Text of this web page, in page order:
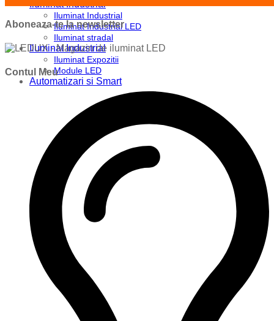
Iluminat Industrial
Iluminat Industrial
Iluminat Industrial LED
Iluminat stradal
Iluminat Industrial
Iluminat Expozitii
Module LED
Automatizari si Smart
Aboneaza-te la newsletter
Contul Meu